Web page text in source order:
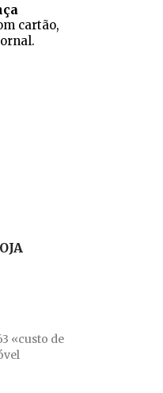
cartão,
«custo de